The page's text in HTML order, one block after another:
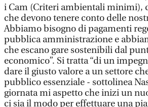
i Cam (Criteri ambientali minimi),
che devono tenere conto delle
Abbiamo bisogno di pagamenti
pubblica amministrazione e
che escano gare sostenibili dal
economico”. Si tratta “di un
dare il giusto valore a un settore
pubblico essenziale - sottolinea
giornata mi aspetto che inizi un
ci sia il modo per effettuare una